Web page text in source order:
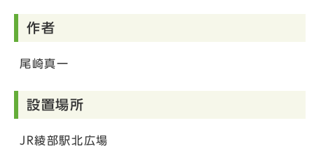
作者
尾崎真一
設置場所
JR綾部駅北広場